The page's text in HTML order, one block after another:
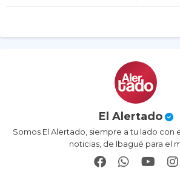
El Alertado
Somos El Alertado, siempre a tu lado con
noticias, de Ibagué para el